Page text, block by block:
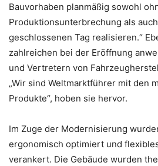
Bauvorhaben planmäßig sowohl
Produktionsunterbrechung als
geschlossenen Tag realisieren.“
zahlreichen bei der Eröffnung
und Vertretern von
„Wir sind Weltmarktführer mit den
Produkte“, hoben sie hervor.
Im Zuge der Modernisierung
ergonomisch optimiert und
verankert. Die Gebäude wurden